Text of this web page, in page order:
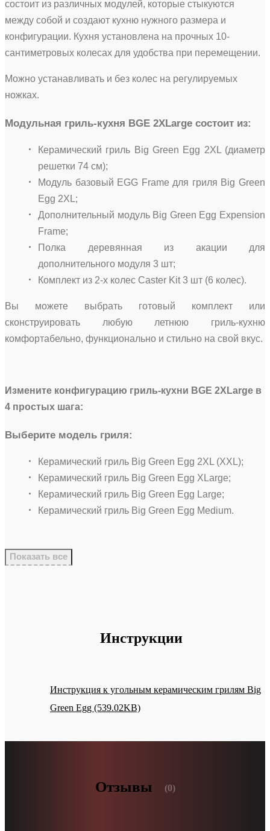
состоит из различных модулей, которые стыкуются
между собой и создают кухню нужного размера и
конфигурации. Кухня установлена на прочных 10-
сантиметровых колесах для удобства при перемещении.
Можно устанавливать и без колес на регулируемых
ножках.
Модульная гриль-кухня BGE 2ХLarge состоит из:
Керамический гриль Big Green Egg 2ХL (диаметр
решетки 74 см);
Модуль базовый EGG Frame для гриля Big Green
Egg 2ХL;
Дополнительный модуль Big Green Egg Expension
Frame;
Полка деревянная из акации для
дополнительного модуля 3 шт;
Комплект из 2-х колес Caster Kit 3 шт (6 колес).
Вы можете выбрать готовый комплект или
сконструировать любую летнюю гриль-кухню
комфортабельно, функционально и стильно на свой вкус.
Измените конфигурацию гриль-кухни BGE 2XLarge в
4 простых шага:
Выберите модель гриля:
Керамический гриль Big Green Egg 2XL (XXL);
Керамический гриль Big Green Egg XLarge;
Керамический гриль Big Green Egg Large;
Керамический гриль Big Green Egg Medium.
Показать все
Инструкции
Инструкция к угольным керамическим грилям Big
Green Egg (539.02KB)
Отзывы (0)